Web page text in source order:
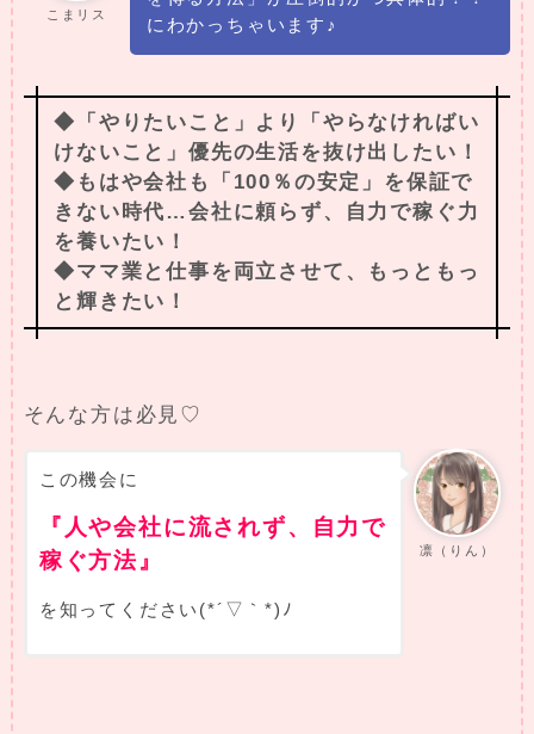
こまリス
にわかっちゃいます♪
◆「やりたいこと」より「やらなければい
けないこと」優先の生活を抜け出したい！
◆もはや会社も「100％の安定」を保証で
きない時代…会社に頼らず、自力で稼ぐ力
を養いたい！
◆ママ業と仕事を両立させて、もっともっ
と輝きたい！
そんな方は必見♡
凛（りん）
この機会に
『人や会社に流されず、自力で
稼ぐ方法』
を知ってください(*´▽｀*)ﾉ